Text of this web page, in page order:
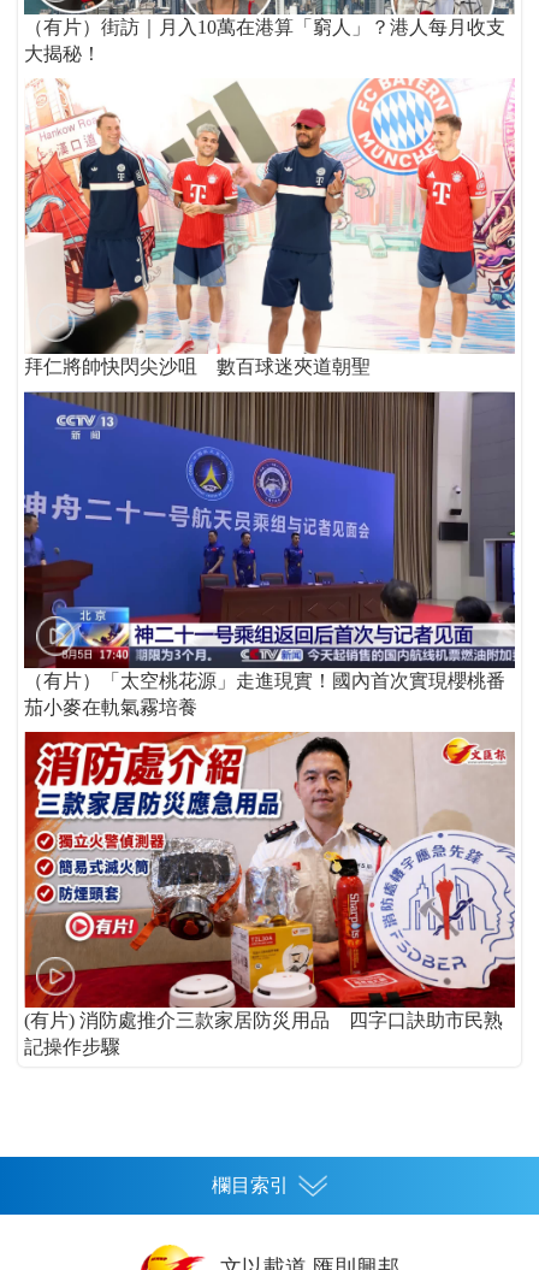
（有片）街訪｜月入10萬在港算「窮人」？港人每月收支
大揭秘！
拜仁將帥快閃尖沙咀 數百球迷夾道朝聖
（有片）「太空桃花源」走進現實！國內首次實現櫻桃番
茄小麥在軌氣霧培養
(有片) 消防處推介三款家居防災用品 四字口訣助市民熟
記操作步驟
欄目索引